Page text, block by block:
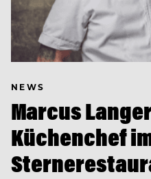
NEWS
Marcus
Küchenchef